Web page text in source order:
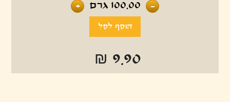
-
100.00 גרם +
₪ 9.90